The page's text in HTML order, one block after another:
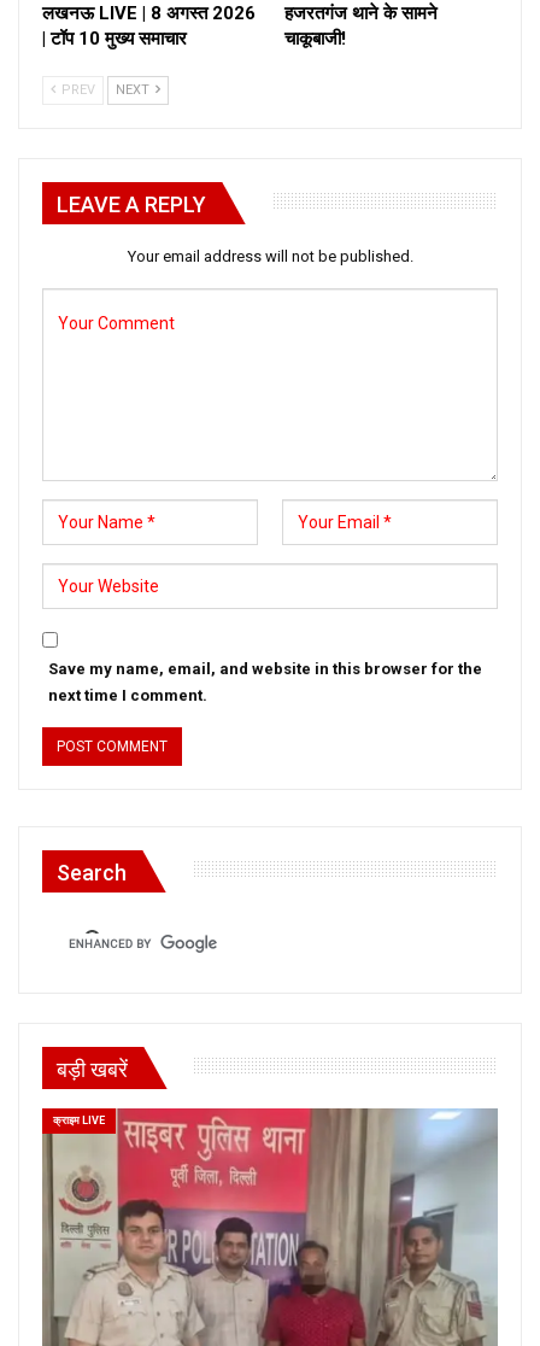
लखनऊ LIVE | 8 अगस्त 2026
| टॉप 10 मुख्य समाचार
हजरतगंज थाने के सामने
चाकूबाजी!
PREV NEXT
LEAVE A REPLY
Your email address will not be published.
Save my name, email, and website in this browser for the
next time I comment.
Search
बड़ी खबरें
क्राइम LIVE